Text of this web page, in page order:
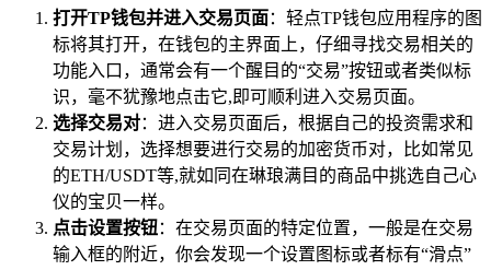
打开TP钱包并进入交易页面：轻点TP钱包应用程序的图
标将其打开，在钱包的主界面上，仔细寻找交易相关的
功能入口，通常会有一个醒目的“交易”按钮或者类似标
识，毫不犹豫地点击它,即可顺利进入交易页面。
选择交易对：进入交易页面后，根据自己的投资需求和
交易计划，选择想要进行交易的加密货币对，比如常见
的ETH/USDT等,就如同在琳琅满目的商品中挑选自己心
仪的宝贝一样。
点击设置按钮：在交易页面的特定位置，一般是在交易
输入框的附近，你会发现一个设置图标或者标有“滑点”